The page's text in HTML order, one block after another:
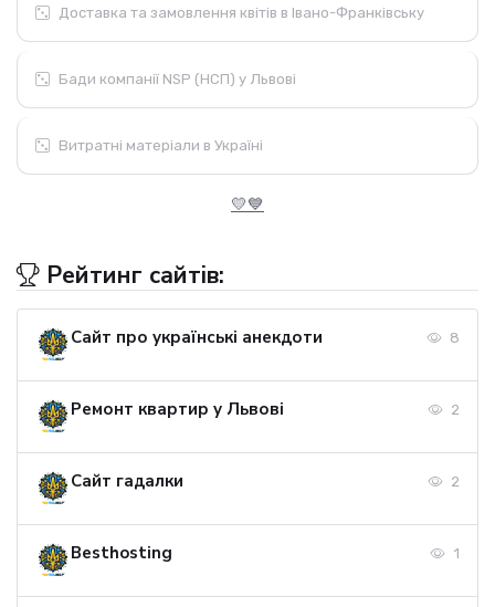
Доставка та замовлення квітів в Івано-Франківську
Бади компанії NSP (НСП) у Львові
Витратні матеріали в Україні
💛💙
Рейтинг сайтів:
Сайт про українські анекдоти 8
Ремонт квартир у Львові 2
Сайт гадалки 2
Besthosting 1